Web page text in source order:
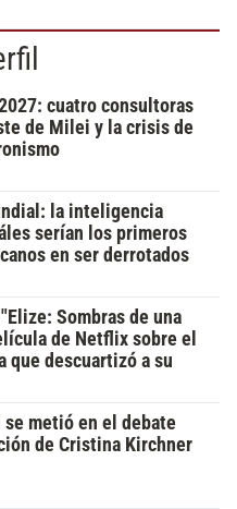
cuatro consultoras
de Milei y la crisis de
la inteligencia
serían los primeros
en ser derrotados
Sombras de una
de Netflix sobre el
que descuartizó a su
metió en el debate
de Cristina Kirchner